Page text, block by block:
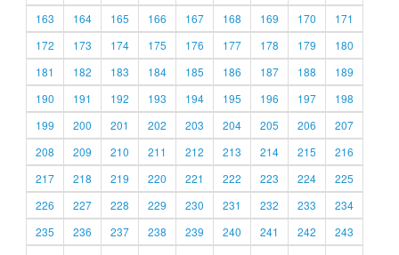
163
164 165 166 167 168 169 170
171
172
173 174 175 176 177 178 179
180
181
182 183 184 185 186 187 188
189
190
191 192 193 194 195 196 197
198
199
200 201 202 203 204 205 206
207
208
209 210 211 212 213 214 215
216
217
218 219 220 221 222 223 224
225
226
227 228 229 230 231 232 233
234
235
236 237 238 239 240 241 242
243